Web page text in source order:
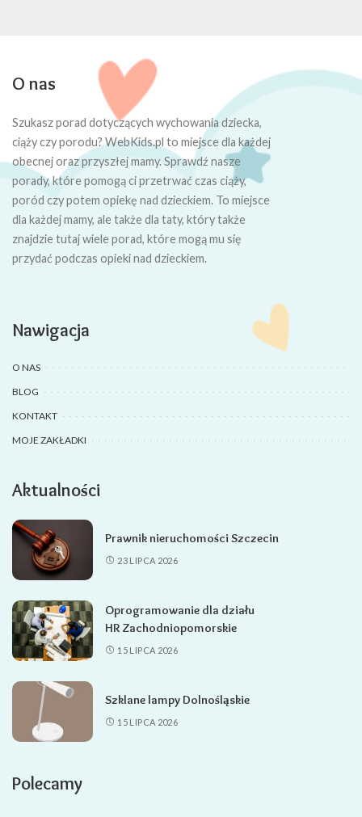
O nas
Szukasz porad dotyczących wychowania dziecka,
ciąży czy porodu? WebKids.pl to miejsce dla każdej
obecnej oraz przyszłej mamy. Sprawdź nasze
porady, które pomogą ci przetrwać czas ciąży,
poród czy potem opiekę nad dzieckiem. To miejsce
dla każdej mamy, ale także dla taty, który także
znajdzie tutaj wiele porad, które mogą mu się
przydać podczas opieki nad dzieckiem.
Nawigacja
O NAS
BLOG
KONTAKT
MOJE ZAKŁADKI
Aktualności
Prawnik nieruchomości Szczecin
23 LIPCA 2026
Oprogramowanie dla działu
HR Zachodniopomorskie
15 LIPCA 2026
Szklane lampy Dolnośląskie
15 LIPCA 2026
Polecamy